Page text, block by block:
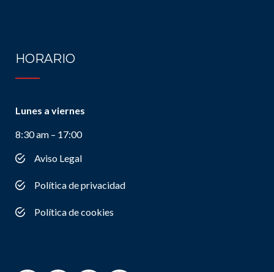
HORARIO
Lunes a viernes
8:30 am – 17:00
Aviso Legal
Política de privacidad
Política de cookies